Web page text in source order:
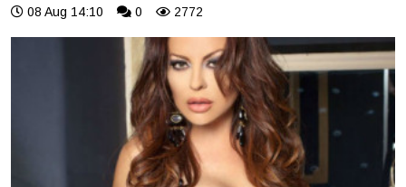
08 Aug 14:10 0 2772